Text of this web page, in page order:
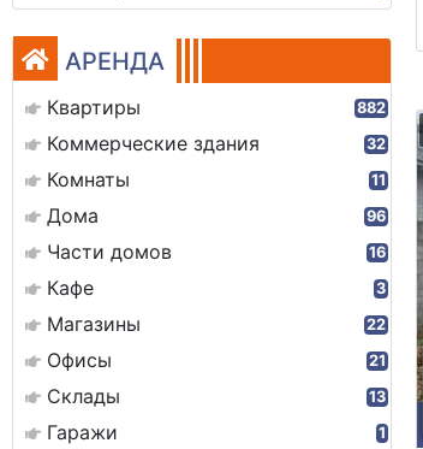
АРЕНДА
Квартиры 882
Коммерческие здания 32
Комнаты 11
Дома 96
Части домов 16
Кафе 3
Магазины 22
Офисы 21
Склады 13
Гаражи 1